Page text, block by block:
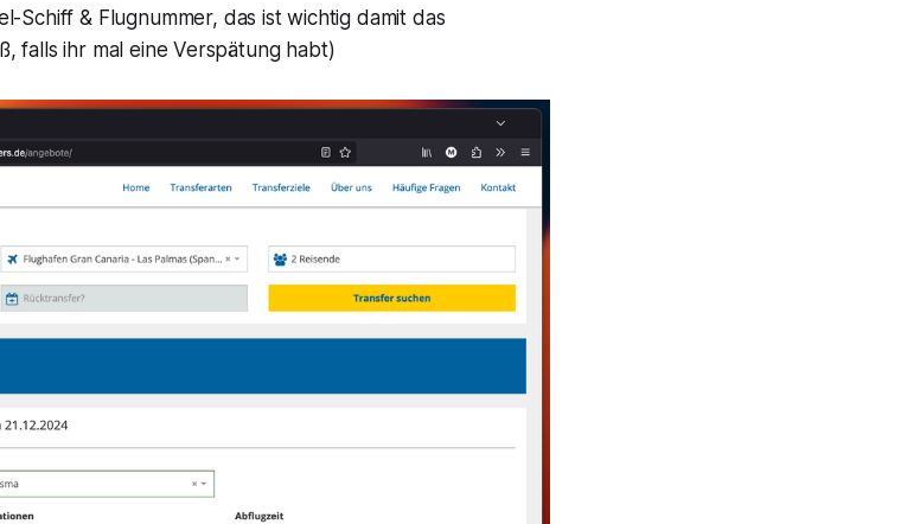
Schiff & Flugnummer, das ist wichtig damit das
falls ihr mal eine Verspätung habt)